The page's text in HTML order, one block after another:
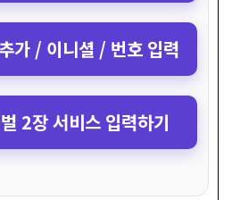
가 / 이니셜 / 번호 입력
2장 서비스 입력하기